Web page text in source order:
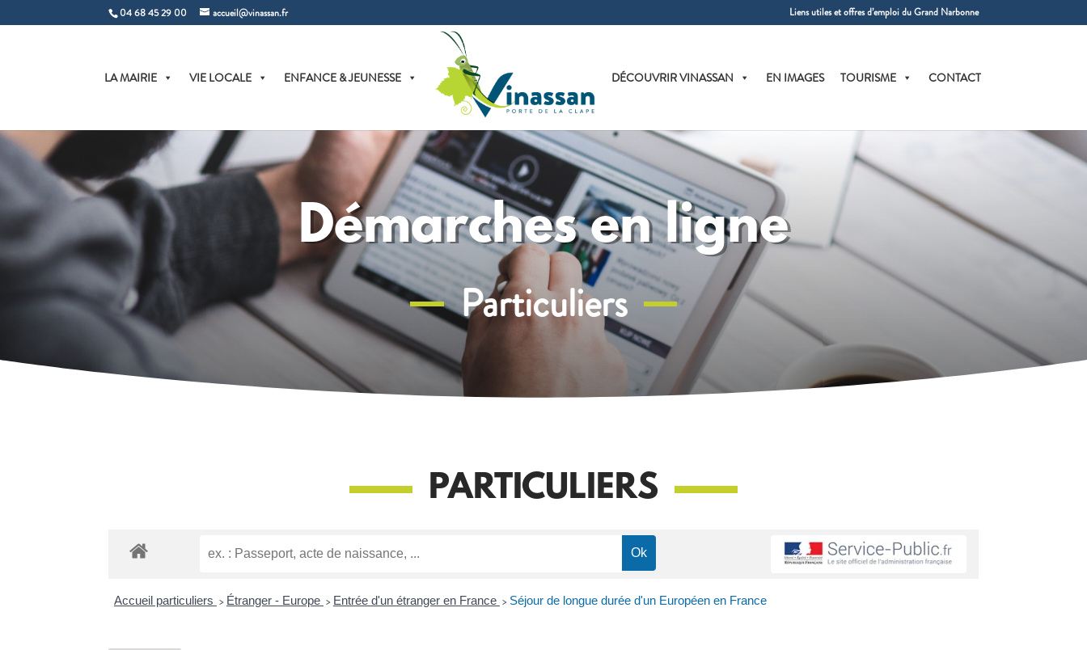
04 68 45 29 00 accueil@vinassan.fr Liens utiles et offres d’emploi du Grand Narbonne
LA MAIRIE VIE LOCALE ENFANCE & JEUNESSE DÉCOUVRIR VINASSAN EN IMAGES TOURISME CONTACT
Démarches en ligne
Particuliers
PARTICULIERS
Accueil particuliers > Étranger - Europe > Entrée d'un étranger en France > Séjour de longue durée d'un Européen en France